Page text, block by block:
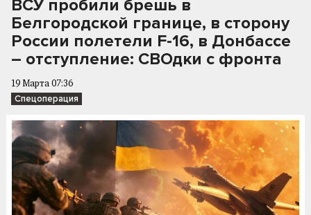
ВСУ пробили брешь в
Белгородской границе, в сторону
России полетели F-16, в Донбассе
– отступление: СВОдки с фронта
19 Марта 07:36
Спецоперация